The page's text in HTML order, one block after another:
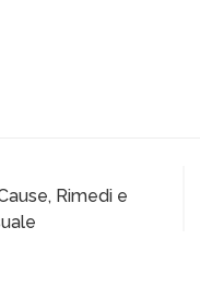
Rimedi e